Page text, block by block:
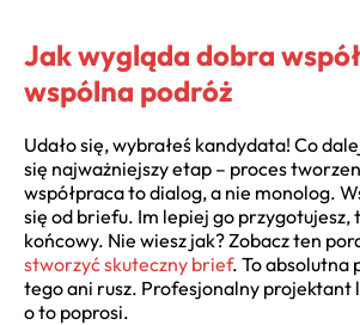
Jak wygląda dobra
wspólna podróż
Udało się, wybrałeś kandydata! Co
się najważniejszy etap – proces
współpraca to dialog, a nie monolog.
się od briefu. Im lepiej go przygotujesz,
końcowy. Nie wiesz jak? Zobacz ten
stworzyć skuteczny brief. To absolutna
tego ani rusz. Profesjonalny projektant
o to poprosi.